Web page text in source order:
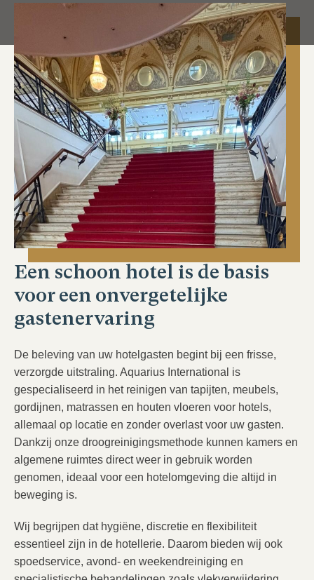
Een schoon hotel is de basis
voor een onvergetelijke
gastenervaring
De beleving van uw hotelgasten begint bij een frisse,
verzorgde uitstraling. Aquarius International is
gespecialiseerd in het reinigen van tapijten, meubels,
gordijnen, matrassen en houten vloeren voor hotels,
allemaal op locatie en zonder overlast voor uw gasten.
Dankzij onze droogreinigingsmethode kunnen kamers en
algemene ruimtes direct weer in gebruik worden
genomen, ideaal voor een hotelomgeving die altijd in
beweging is.
Wij begrijpen dat hygiëne, discretie en flexibiliteit
essentieel zijn in de hotellerie. Daarom bieden wij ook
spoedservice, avond- en weekendreiniging en